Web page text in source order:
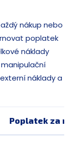
nákup nebo
poplatek
náklady
náklady a
Poplatek za